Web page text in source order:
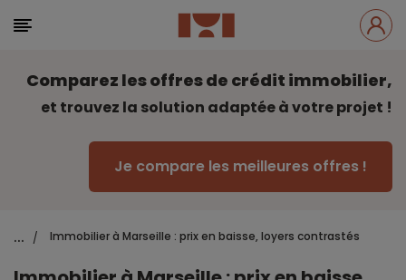
Comparez les offres de crédit immobilier,
et trouvez la solution adaptée à votre projet !
Je compare les meilleures offres !
... / Immobilier à Marseille : prix en baisse, loyers contrastés